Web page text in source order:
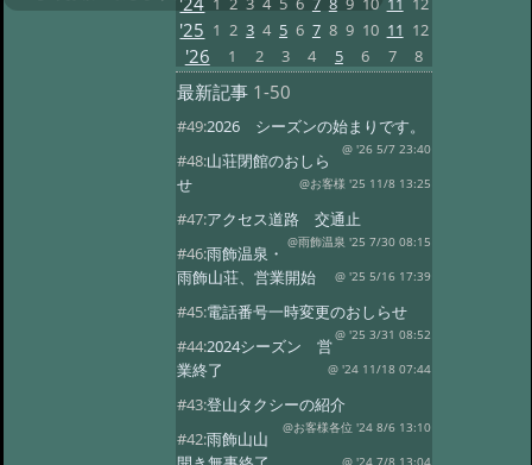
'25 1 2 3 4 5 6 7 8 9 10 11 12
'26 1 2 3 4 5 6 7 8
最新記事 1-50
#49:2026 シーズンの始まりです。
@ '26 5/7 23:40
#48:山荘閉館のおしら
せ
@お客様 '25 11/8 13:25
#47:アクセス道路 交通止
@雨飾温泉 '25 7/30 08:15
#46:雨飾温泉・
雨飾山荘、営業開始
@ '25 5/16 17:39
#45:電話番号一時変更のおしらせ
@ '25 3/31 08:52
#44:2024シーズン 営
業終了
@ '24 11/18 07:44
#43:登山タクシーの紹介
@お客様各位 '24 8/6 13:10
#42:雨飾山山